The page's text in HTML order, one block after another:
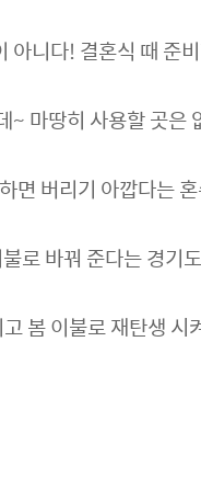
아니다! 결혼식 때 준
~ 마땅히 사용할 곳은
면 버리기 아깝다는
로 바꿔 준다는 경기
봄 이불로 재탄생 시